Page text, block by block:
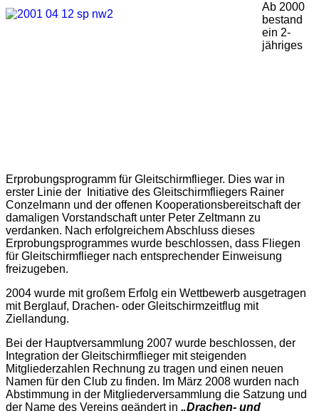
Ab 2000
bestand
ein 2-
jähriges
Erprobungsprogramm für Gleitschirmflieger. Dies war in
erster Linie der Initiative des Gleitschirmfliegers Rainer
Conzelmann und der offenen Kooperationsbereitschaft der
damaligen Vorstandschaft unter Peter Zeltmann zu
verdanken. Nach erfolgreichem Abschluss dieses
Erprobungsprogrammes wurde beschlossen, dass Fliegen
für Gleitschirmflieger nach entsprechender Einweisung
freizugeben.
2004 wurde mit großem Erfolg ein Wettbewerb ausgetragen
mit Berglauf, Drachen- oder Gleitschirmzeitflug mit
Ziellandung.
Bei der Hauptversammlung 2007 wurde beschlossen, der
Integration der Gleitschirmflieger mit steigenden
Mitgliederzahlen Rechnung zu tragen und einen neuen
Namen für den Club zu finden. Im März 2008 wurden nach
Abstimmung in der Mitgliederversammlung die Satzung und
der Name des Vereins geändert in „Drachen- und